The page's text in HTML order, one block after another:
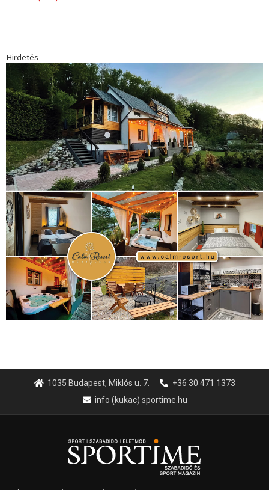
(181)Jégkorong(148)kajakkenu(138)karate(168)kickbox(204)
kosárlabda(166) kézilabda(448) Lewis Hamilton
labdarúgóválogatott(148) Mercedes(244)
Dakar Team(132)Rali Világbajnokság(122)Rendezvény
rio
2016(373) sport(438)Sportime Magazin(128)szabadidősport
(316)Szalay Balázs(126)tenisz(416)táplálkozás (155)utazás
(126)Video (247)világbajnokság(162) Világkupa(129)vitorlázás
(222)vívás(174)vízilabda(197)Érdi Mária(130)életmód(416)
úszás(361)
Hirdetés